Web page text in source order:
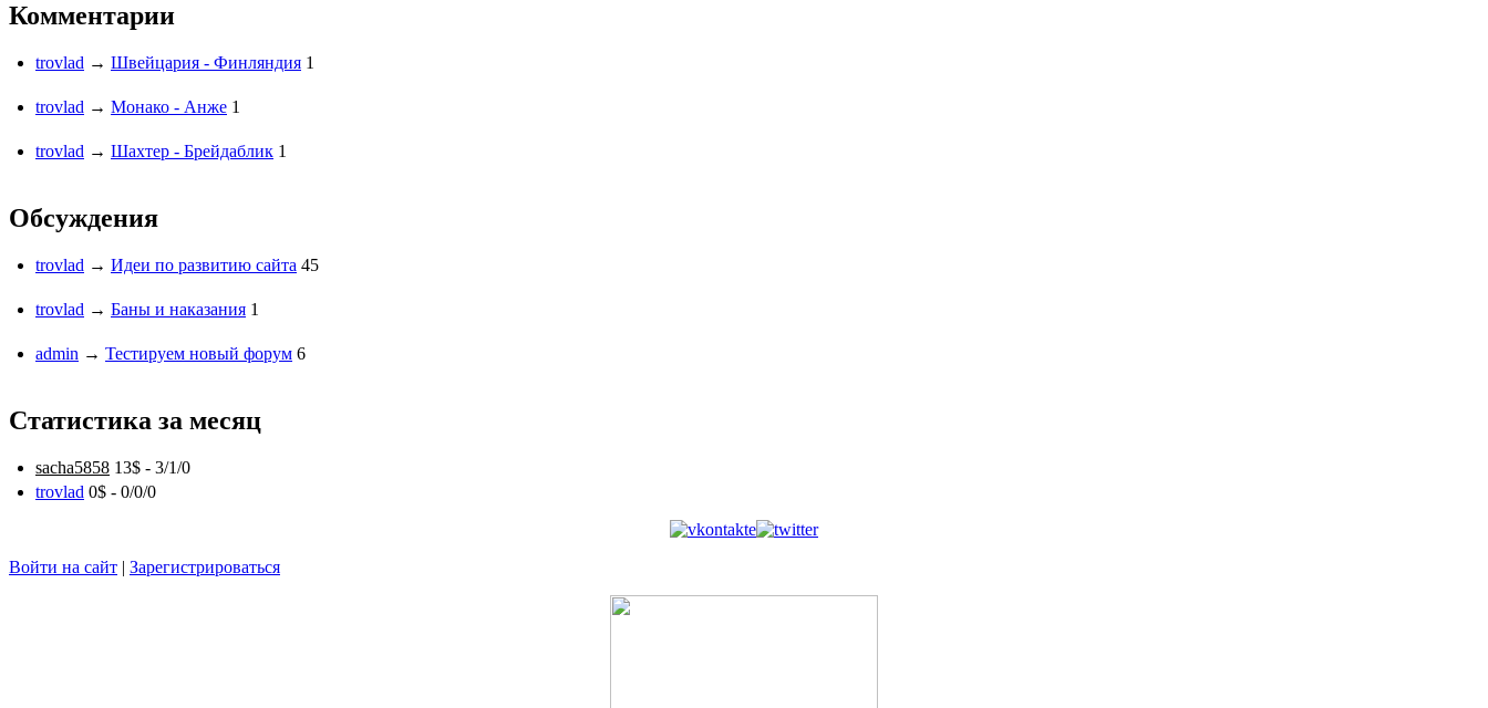
Комментарии
trovlad → Швейцария - Финляндия 1
trovlad → Монако - Анже 1
trovlad → Шахтер - Брейдаблик 1
Обсуждения
trovlad → Идеи по развитию сайта 45
trovlad → Баны и наказания 1
admin → Тестируем новый форум 6
Статистика за месяц
sacha5858 13$ - 3/1/0
trovlad 0$ - 0/0/0
Войти на сайт | Зарегистрироваться